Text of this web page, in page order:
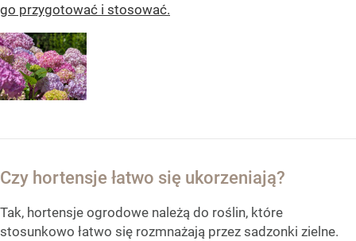
go przygotować i stosować.
Czy hortensje łatwo się ukorzeniają?
Tak, hortensje ogrodowe należą do roślin, które
stosunkowo łatwo się rozmnażają przez sadzonki zielne.